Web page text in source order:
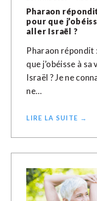
Pharaon
pour que
aller Israël ?
Pharaon répondit
que j’obéisse à
Israël ? Je ne
ne…
LIRE LA SUITE →